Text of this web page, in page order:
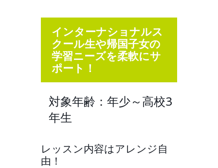
インターナショナルス
クール生や帰国子女の
学習ニーズを柔軟にサ
ポート！
対象年齢：年少～高校3
年生
レッスン内容はアレンジ自
由！